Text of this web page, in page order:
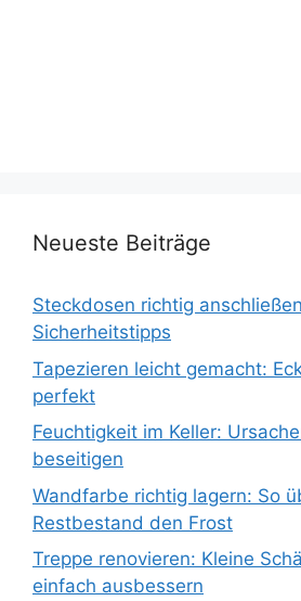
Neueste Beiträge
Steckdosen richtig
Sicherheitstipps
Tapezieren leicht gemacht:
perfekt
Feuchtigkeit im Keller:
beseitigen
Wandfarbe richtig lagern: So
Restbestand den Frost
Treppe renovieren: Kleine
einfach ausbessern